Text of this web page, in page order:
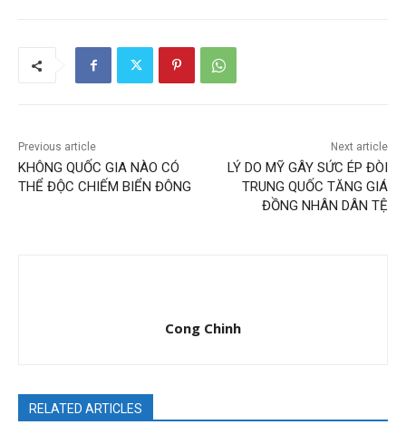
Previous article
KHÔNG QUỐC GIA NÀO CÓ
THỂ ĐỘC CHIẾM BIỂN ĐÔNG
Next article
LÝ DO MỸ GÂY SỨC ÉP ĐÒI
TRUNG QUỐC TĂNG GIÁ
ĐỒNG NHÂN DÂN TỆ
Cong Chinh
RELATED ARTICLES